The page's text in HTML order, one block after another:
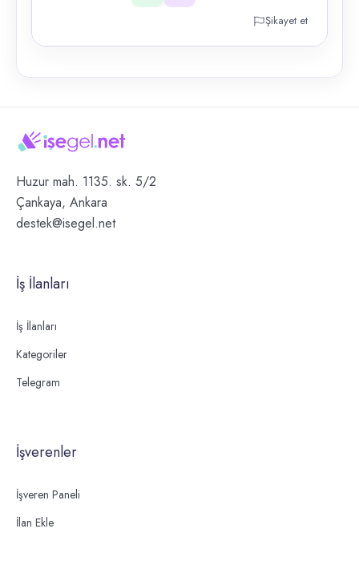
Şikayet et
Huzur mah. 1135. sk. 5/2
Çankaya, Ankara
destek@isegel.net
İş İlanları
İş İlanları
Kategoriler
Telegram
İşverenler
İşveren Paneli
İlan Ekle